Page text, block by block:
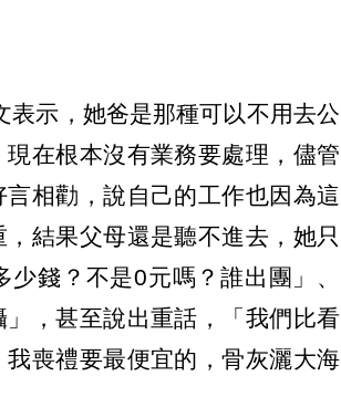
示，她爸是那種可以不用去公
在根本沒有業務要處理，儘管
相勸，說自己的工作也因為這
結果父母還是聽不進去，她只
錢？不是0元嗎？誰出團」、
」，甚至說出重話，「我們比看
喪禮要最便宜的，骨灰灑大海